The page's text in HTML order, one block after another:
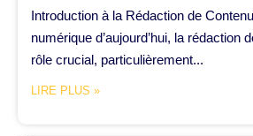
Introduction à la Rédaction de
numérique d’aujourd’hui, la rédaction
rôle crucial, particulièrement...
LIRE PLUS »